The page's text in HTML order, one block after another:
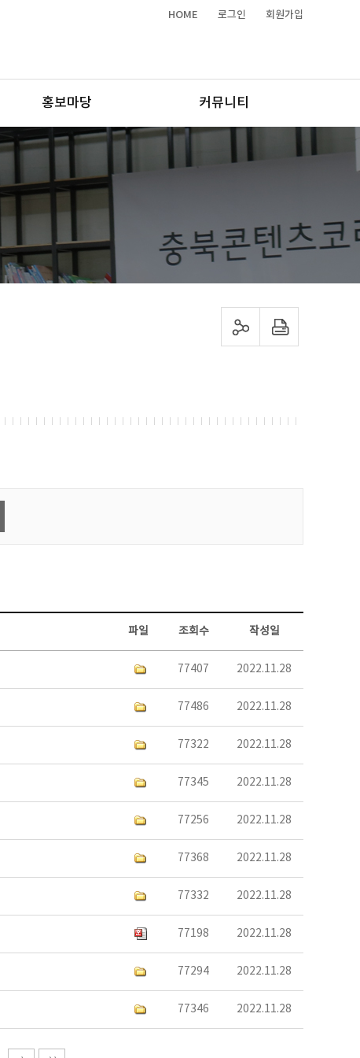
HOME 로그인 회원가입
홍보마당 커뮤니티
sns 공유하기 프린트하기
파일 조회수 작성일
77407 2022.11.28
77486 2022.11.28
77322 2022.11.28
77345 2022.11.28
77256 2022.11.28
77368 2022.11.28
77332 2022.11.28
77198 2022.11.28
77294 2022.11.28
77346 2022.11.28